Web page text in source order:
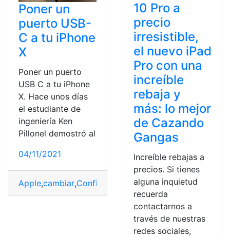
Poner un
puerto USB-
C a tu iPhone
X
Poner un puerto
USB C a tu iPhone
X. Hace unos días
el estudiante de
ingeniería Ken
Pillonel demostró al
04/11/2021
Apple,cambiar,Configuración Electrónicas,iPad
10 Pro a
precio
irresistible,
el nuevo iPad
Pro con una
increíble
rebaja y
más: lo mejor
de Cazando
Gangas
Increíble rebajas a
precios. Si tienes
alguna inquietud
recuerda
contactarnos a
través de nuestras
redes sociales,